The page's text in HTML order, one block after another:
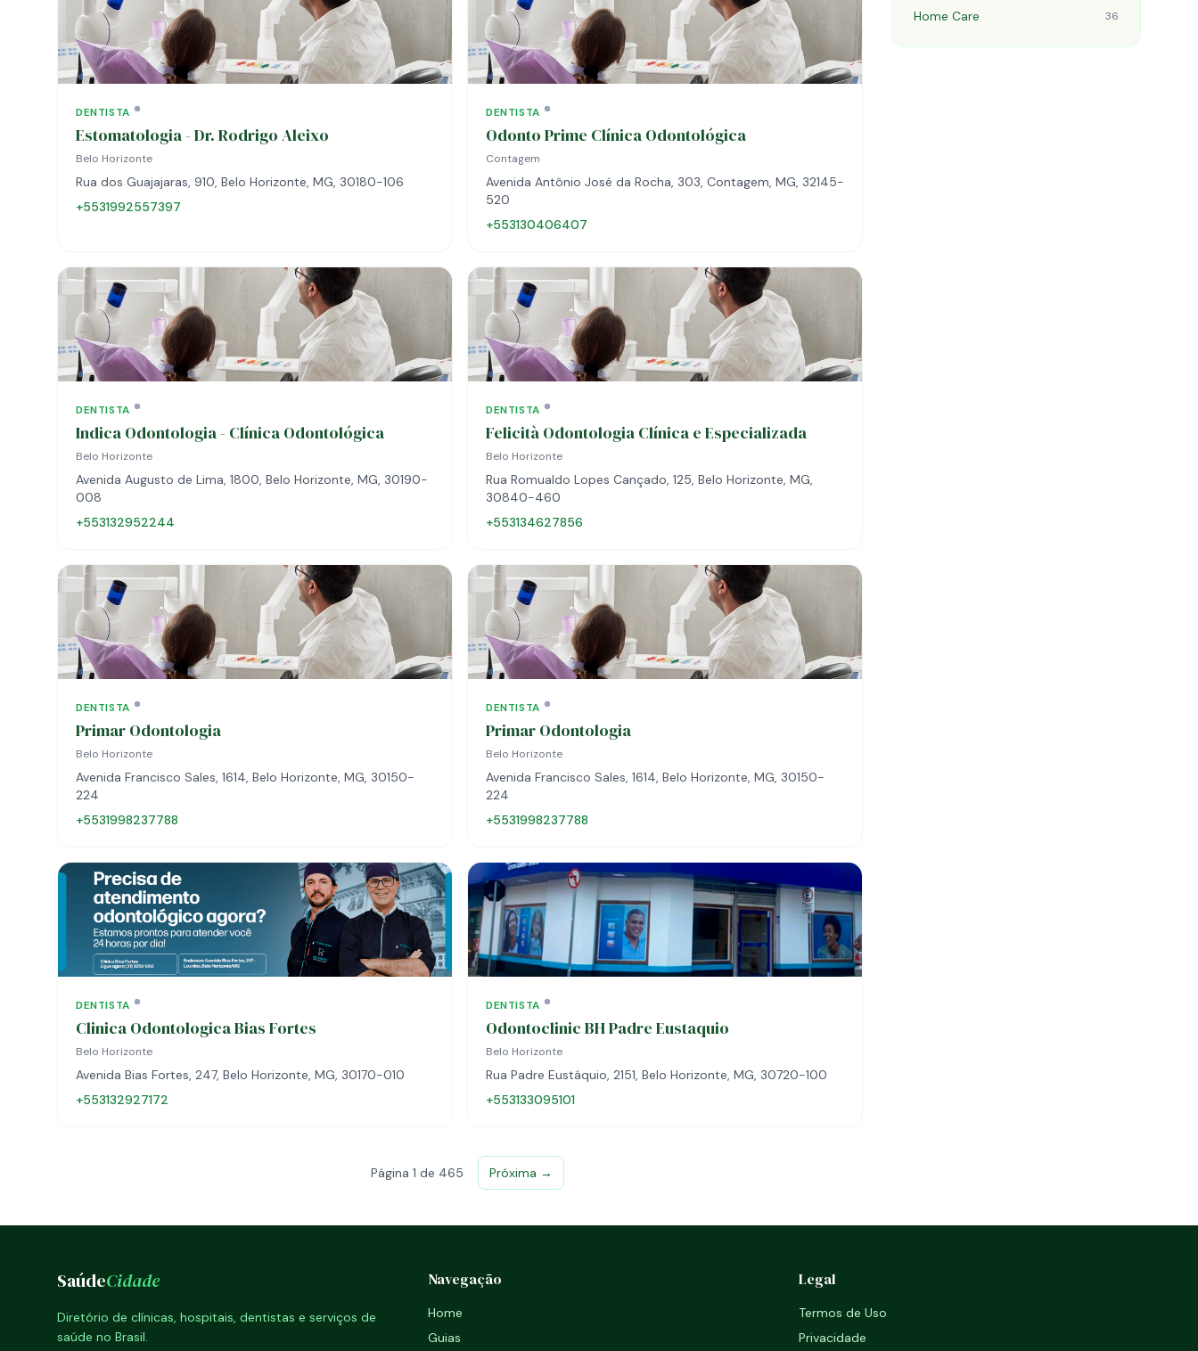
DENTISTA
Estomatologia - Dr. Rodrigo Aleixo
Belo Horizonte
Rua dos Guajajaras, 910, Belo Horizonte, MG, 30180-106
+5531992557397
DENTISTA
Odonto Prime Clínica Odontológica
Contagem
Avenida Antônio José da Rocha, 303, Contagem, MG, 32145-
520
+553130406407
DENTISTA
Indica Odontologia - Clínica Odontológica
Belo Horizonte
Avenida Augusto de Lima, 1800, Belo Horizonte, MG, 30190-
008
+553132952244
DENTISTA
Felicità Odontologia Clínica e Especializada
Belo Horizonte
Rua Romualdo Lopes Cançado, 125, Belo Horizonte, MG,
30840-460
+553134627856
DENTISTA
Primar Odontologia
Belo Horizonte
Avenida Francisco Sales, 1614, Belo Horizonte, MG, 30150-
224
+5531998237788
DENTISTA
Primar Odontologia
Belo Horizonte
Avenida Francisco Sales, 1614, Belo Horizonte, MG, 30150-
224
+5531998237788
DENTISTA
Clinica Odontologica Bias Fortes
Belo Horizonte
Avenida Bias Fortes, 247, Belo Horizonte, MG, 30170-010
+553132927172
DENTISTA
Odontoclinic BH Padre Eustaquio
Belo Horizonte
Rua Padre Eustáquio, 2151, Belo Horizonte, MG, 30720-100
+553133095101
Página 1 de 465 Próxima →
Home Care 36
SaúdeCidade
Diretório de clínicas, hospitais, dentistas e serviços de
saúde no Brasil.
Navegação
Home
Guias
Legal
Termos de Uso
Privacidade